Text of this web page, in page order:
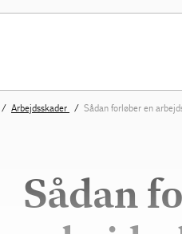
Arbejdsskader Sådan forløber en
Sådan